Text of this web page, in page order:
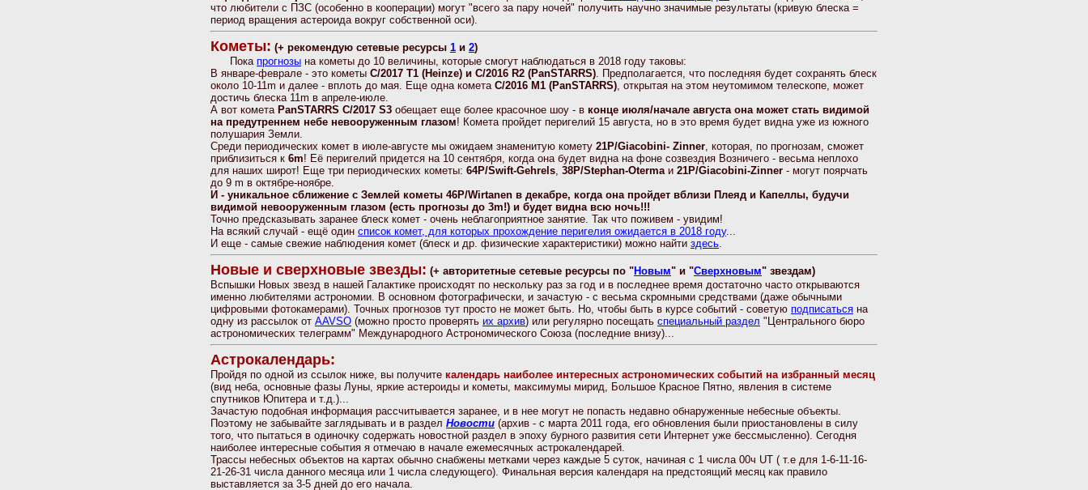
что любители с ПЗС (особенно в кооперации) могут "всего за пару ночей" получить научно значимые результаты (кривую блеска =
период вращения астероида вокруг собственной оси).
Кометы: (+ рекомендую сетевые ресурсы 1 и 2)
Пока прогнозы на кометы до 10 величины, которые смогут наблюдаться в 2018 году таковы:
В январе-феврале - это кометы C/2017 T1 (Heinze) и C/2016 R2 (PanSTARRS) . Предполагается, что последняя будет сохранять блеск
около 10-11m и далее - вплоть до мая. Еще одна комета C/2016 M1 (PanSTARRS) , открытая на этом неутомимом телескопе, может
достичь блеска 11m в апреле-июле.
А вот комета PanSTARRS C/2017 S3 обещает еще более красочное шоу - в конце июля/начале августа она может стать видимой
на предутреннем небе невооруженным глазом! Комета пройдет перигелий 15 августа, но в это время будет видна уже из южного
полушария Земли.
Среди периодических комет в июле-августе мы ожидаем знаменитую комету 21P/Giacobini- Zinner , которая, по прогнозам, сможет
приблизиться к 6m! Её перигелий придется на 10 сентября, когда она будет видна на фоне созвездия Возничего - весьма неплохо
для наших широт! Еще три периодических кометы: 64P/Swift-Gehrels 38P/Stephan-Oterma и 21P/Giacobini-Zinner - могут поярчать
до 9 m в октябре-ноябре.
И - уникальное сближение с Землей кометы 46P/Wirtanen в декабре, когда она пройдет вблизи Плеяд и Капеллы, будучи
видимой невооруженным глазом (есть прогнозы до 3m!) и будет видна всю ночь!!!
Точно предсказывать заранее блеск комет - очень неблагоприятное занятие. Так что поживем - увидим!
На всякий случай - ещё один список комет, для которых прохождение перигелия ожидается в 2018 году...
И еще - самые свежие наблюдения комет (блеск и др. физические характеристики) можно найти здесь
Новые и сверхновые звезды: (+ авторитетные сетевые ресурсы по "Новым" и "Сверхновым" звездам)
Вспышки Новых звезд в нашей Галактике происходят по нескольку раз за год и в последнее время достаточно часто открываются
именно любителями астрономии. В основном фотографически, и зачастую - с весьма скромными средствами (даже обычными
цифровыми фотокамерами). Точных прогнозов тут просто не может быть. Но, чтобы быть в курсе событий - советую подписаться на
одну из рассылок от AAVSO (можно просто проверять их архив) или регулярно посещать специальный раздел "Центрального бюро
астрономических телеграмм" Международного Астрономического Союза (последние внизу)...
Астрокалендарь:
Пройдя по одной из ссылок ниже, вы получите календарь наиболее интересных астрономических событий на избранный месяц
(вид неба, основные фазы Луны, яркие астероиды и кометы, максимумы мирид, Большое Красное Пятно, явления в системе
спутников Юпитера и т.д.)...
Зачастую подобная информация рассчитывается заранее, и в нее могут не попасть недавно обнаруженные небесные объекты.
Поэтому не забывайте заглядывать и в раздел Новости (архив - с марта 2011 года, его обновления были приостановлены в силу
того, что пытаться в одиночку содержать новостной раздел в эпоху бурного развития сети Интернет уже бессмысленно). Сегодня
наиболее интересные события я отмечаю в начале ежемесячных астрокалендарей.
Трассы небесных объектов на картах обычно снабжены метками через каждые 5 суток, начиная с 1 числа 00ч UT ( т.е для 1-6-11-16-
21-26-31 числа данного месяца или 1 числа следующего). Финальная версия календаря на предстоящий месяц как правило
выставляется за 3-5 дней до его начала.